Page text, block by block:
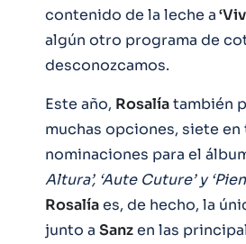
contenido de la leche a
algún otro programa de
desconozcamos.
Este año, Rosalíatambién
muchas opciones, siete
nominaciones para el
Altura’, ‘Aute Cuture’ y
Rosalíaes, de hecho, la
junto a Sanzen las